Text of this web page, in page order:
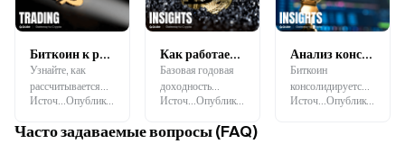
Биткоин к рублю: курс BTC/RUB, конвертация и анализ рынка
Узнайте, как
рассчитывается
курс Bitcoin к
(BTC/RUB), какие
:Gate.blog
Опубликовано 2026-08-09
Как работает доходность стейкинга BTC на Gate? Как рассчитывается ориентировочная годовая ставка 2,67%?
Базовая годовая
доходность
стейкинга BTC на
фиксированной
Источник :Gate.blog
Опубликовано 2026-08-07
Анализ консолидации BTC: отметка $65 000 становится ключевым уровнем — что потребуется для прорыва?
Биткоин
консолидируется в
диапазоне 64 000–
Источник :Gate.blog
Опубликовано
Часто задаваемые вопросы (FAQ)